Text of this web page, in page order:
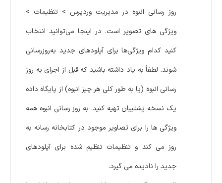
روز رسانی انبوه در مدیریت وردپرس > تنظیمات >
ویژگی های تصویر است. در اینجا می‌توانید انتخاب
کنید کدام ویژگی‌ها برای آپلودهای جدید به‌روزرسانی
شوند. لطفاً به یاد داشته باشید که قبل از اجرای به روز
رسانی انبوه (یا به طور کلی هر چیز انبوه) از پایگاه داده
یک نسخه پشتیبان تهیه کنید. به روز رسانی انبوه همه
ویژگی ها را برای تصاویر موجود در کتابخانه رسانه به
روز می کند و تنظیمات تنظیم شده برای آپلودهای
جدید را نادیده می گیرد.